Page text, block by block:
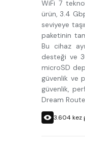
WiFi 7
ürün, 3.4
seviyeye
paketinin
Bu cihaz
desteği ve
microSD
güvenlik ve
güvenlik,
Dream
3.604kez